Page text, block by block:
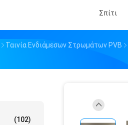
Σπίτι
Ταινία Ενδιάμεσων Στρωμάτων PVB
(102)